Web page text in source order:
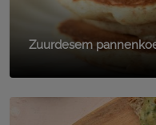
Zuurdesem